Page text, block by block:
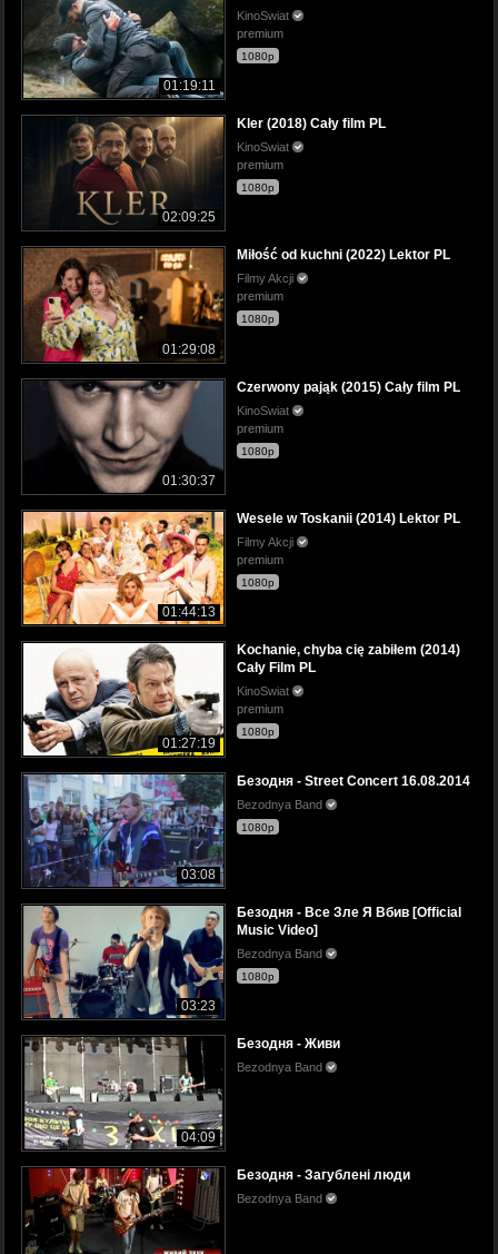
01:19:11
KinoSwiat
premium
1080p
02:09:25
Kler (2018) Cały film PL
KinoSwiat
premium
1080p
01:29:08
Miłość od kuchni (2022) Lektor PL
Filmy Akcji
premium
1080p
01:30:37
Czerwony pająk (2015) Cały film PL
KinoSwiat
premium
1080p
01:44:13
Wesele w Toskanii (2014) Lektor PL
Filmy Akcji
premium
1080p
01:27:19
Kochanie, chyba cię zabiłem (2014)
Cały Film PL
KinoSwiat
premium
1080p
03:08
Безодня - Street Concert 16.08.2014
Bezodnya Band
1080p
03:23
Безодня - Все Зле Я Вбив [Official
Music Video]
Bezodnya Band
1080p
04:09
Безодня - Живи
Bezodnya Band
Безодня - Загублені люди
Bezodnya Band